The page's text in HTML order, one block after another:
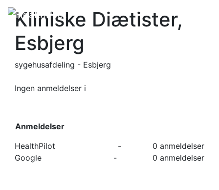
Kliniske Diætister,
Esbjerg
sygehusafdeling - Esbjerg
Ingen anmeldelser i
Anmeldelser
HealthPilot
-
0 anmeldelser
Google
- 0 anmeldelser